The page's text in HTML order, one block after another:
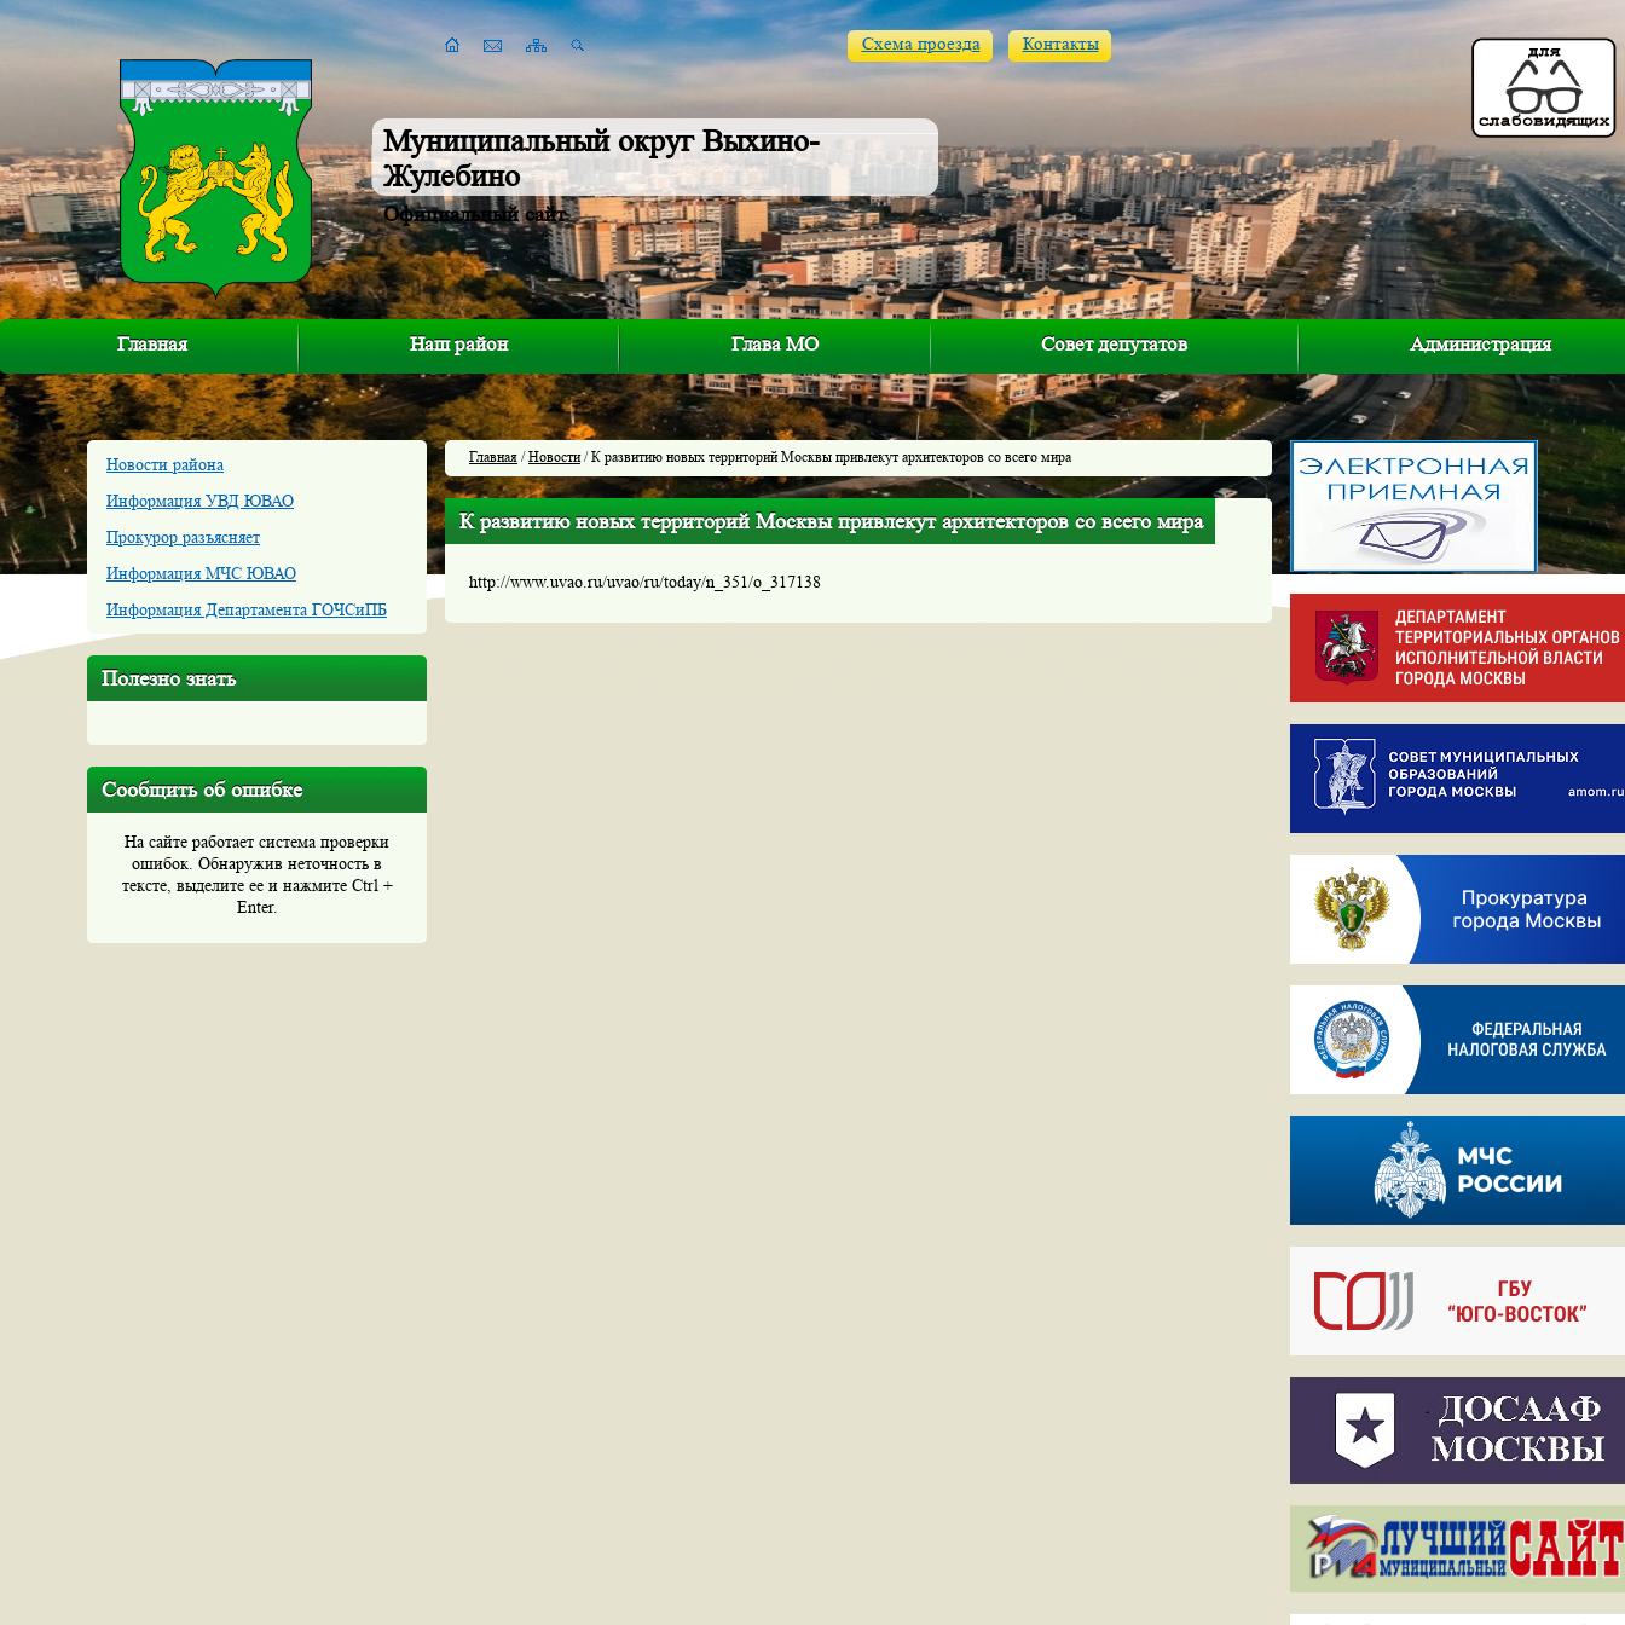
Муниципальный округ Выхино-
Жулебино
Официальный сайт
Схема проезда Контакты
Главная Наш район Глава МО Совет депутатов Администрация
Новости района
Информация УВД ЮВАО
Прокурор разъясняет
Информация МЧС ЮВАО
Информация Департамента ГОЧСиПБ
Полезно знать
Сообщить об ошибке
На сайте работает система проверки
ошибок. Обнаружив неточность в
тексте, выделите ее и нажмите Ctrl +
Enter.
Главная /Новости/ К развитию новых территорий Москвы привлекут архитекторов со всего мира
К развитию новых территорий Москвы привлекут архитекторов со всего мира
http://www.uvao.ru/uvao/ru/today/n_351/o_317138